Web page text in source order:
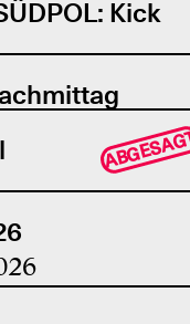
Kick